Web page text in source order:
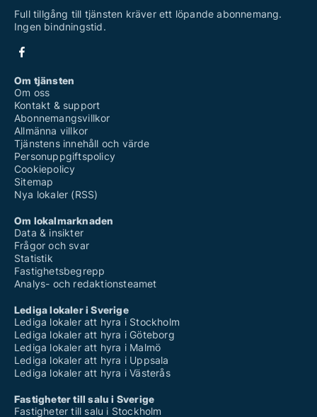
Full tillgång till tjänsten kräver ett löpande abonnemang.
Ingen bindningstid.
Om tjänsten
Om oss
Kontakt & support
Abonnemangsvillkor
Allmänna villkor
Tjänstens innehåll och värde
Personuppgiftspolicy
Cookiepolicy
Sitemap
Nya lokaler (RSS)
Om lokalmarknaden
Data & insikter
Frågor och svar
Statistik
Fastighetsbegrepp
Analys- och redaktionsteamet
Lediga lokaler i Sverige
Lediga lokaler att hyra i Stockholm
Lediga lokaler att hyra i Göteborg
Lediga lokaler att hyra i Malmö
Lediga lokaler att hyra i Uppsala
Lediga lokaler att hyra i Västerås
Fastigheter till salu i Sverige
Fastigheter till salu i Stockholm